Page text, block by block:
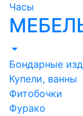
Часы
Бондарные
Купели, ванны
Фитобочки
Фурако